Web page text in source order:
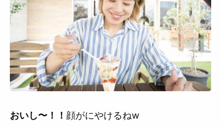
おいし〜！！ 顔がにやけるねw